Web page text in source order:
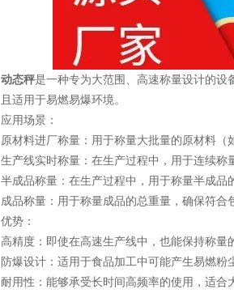
动态秤是一种专为大范围、高速称量设计的设
且适用于易燃易爆环境。
应用场景：
原材料进厂称量：用于称量大批量的原材料
生产线实时称量：在生产过程中，用于连续
半成品称量：在生产过程中，用于称量半成品
成品称量：用于称量成品的总重量，确保符合
优势：
高精度：即使在高速生产线中，也能保持称量
防爆设计：适用于食品加工中可能产生易燃
耐用性：能够承受长时间高频率的使用，适合